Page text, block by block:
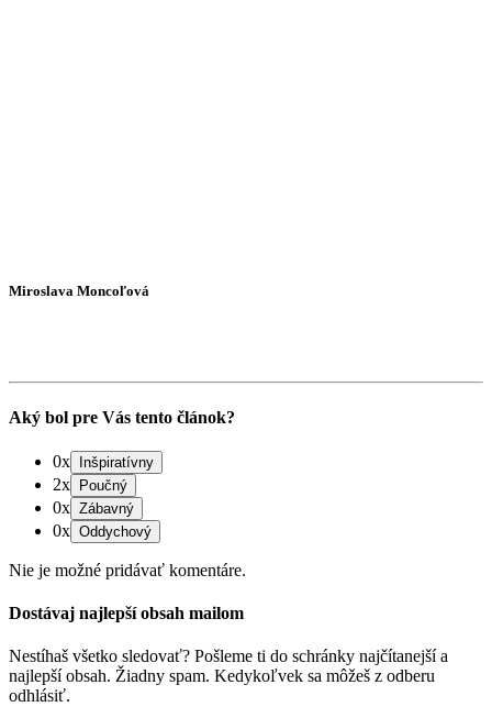
Miroslava Moncoľová
Aký bol pre Vás tento článok?
0x
2x
0x
0x
Nie je možné pridávať komentáre.
Dostávaj najlepší obsah mailom
Nestíhaš všetko sledovať? Pošleme ti do schránky najčítanejší a
najlepší obsah. Žiadny spam. Kedykoľvek sa môžeš z odberu
odhlásiť.